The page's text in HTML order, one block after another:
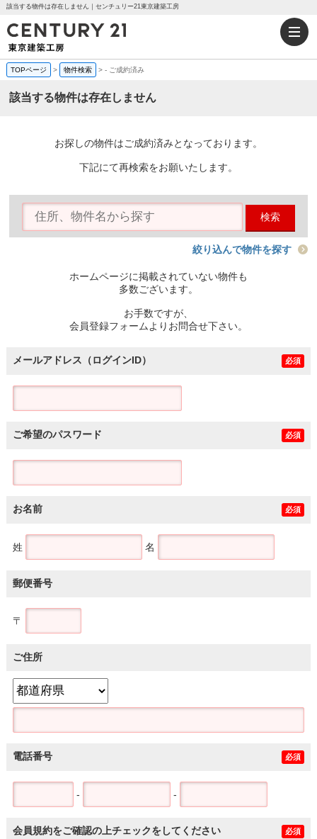
該当する物件は存在しません｜センチュリー21東京建築工房
TOPページ > 物件検索 >- ご成約済み
該当する物件は存在しません
お探しの物件はご成約済みとなっております。
下記にて再検索をお願いたします。
検索
絞り込んで物件を探す
ホームページに掲載されていない物件も
多数ございます。
お手数ですが、
会員登録フォームよりお問合せ下さい。
メールアドレス（ログインID） 必須
ご希望のパスワード 必須
お名前 必須
姓 名
郵便番号
〒
ご住所
電話番号 必須
- -
会員規約をご確認の上チェックをしてください 必須